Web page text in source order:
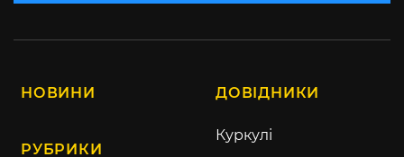
НОВИНИ
РУБРИКИ
ДОВІДНИКИ
Куркулі